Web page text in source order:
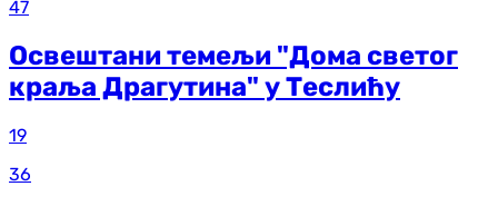
47
Освештани темељи "Дома светог
краља Драгутина" у Теслићу
19
36